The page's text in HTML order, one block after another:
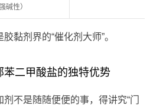
碱性）
黏剂界的“催化剂大师”。
二甲酸盐的独特优势
不是随随便便的事，得讲究“门